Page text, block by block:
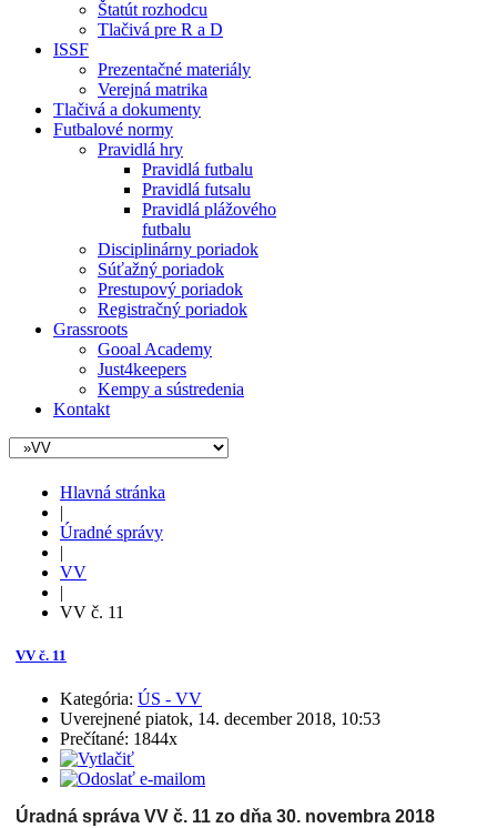
Štatút rozhodcu
Tlačivá pre R a D
ISSF
Prezentačné materiály
Verejná matrika
Tlačivá a dokumenty
Futbalové normy
Pravidlá hry
Pravidlá futbalu
Pravidlá futsalu
Pravidlá plážového
futbalu
Disciplinárny poriadok
Súťažný poriadok
Prestupový poriadok
Registračný poriadok
Grassroots
Gooal Academy
Just4keepers
Kempy a sústredenia
Kontakt
Hlavná stránka
|
Úradné správy
|
VV
|
VV č. 11
VV č. 11
Kategória: ÚS - VV
Uverejnené piatok, 14. december 2018, 10:53
Prečítané: 1844x
Úradná správa VV č. 11 zo dňa 30. novembra 2018